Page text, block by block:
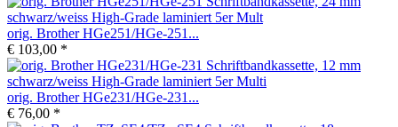
orig. Brother HGe251/HGe-251...
€ 103,00 *
orig. Brother HGe231/HGe-231...
€ 76,00 *